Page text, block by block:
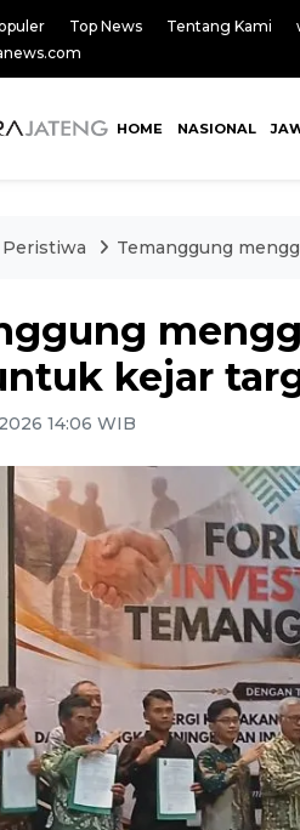
Top News Tentang Kami
HOME NASIONAL
Peristiwa Temanggung
kejar
14:06 WIB